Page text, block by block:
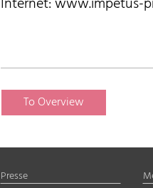
To Overview
Presse